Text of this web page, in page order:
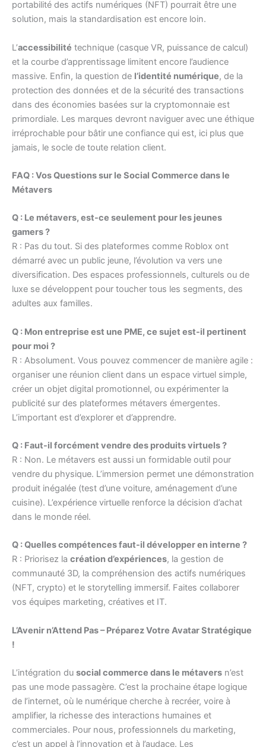
portabilité des actifs numériques (NFT) pourrait être une
solution, mais la standardisation est encore loin.
L’accessibilité technique (casque VR, puissance de calcul)
et la courbe d’apprentissage limitent encore l’audience
massive. Enfin, la question de l’identité numérique, de la
protection des données et de la sécurité des transactions
dans des économies basées sur la cryptomonnaie est
primordiale. Les marques devront naviguer avec une éthique
irréprochable pour bâtir une confiance qui est, ici plus que
jamais, le socle de toute relation client.
FAQ : Vos Questions sur le Social Commerce dans le
Métavers
Q : Le métavers, est-ce seulement pour les jeunes
gamers ?
R : Pas du tout. Si des plateformes comme Roblox ont
démarré avec un public jeune, l’évolution va vers une
diversification. Des espaces professionnels, culturels ou de
luxe se développent pour toucher tous les segments, des
adultes aux familles.
Q : Mon entreprise est une PME, ce sujet est-il pertinent
pour moi ?
R : Absolument. Vous pouvez commencer de manière agile :
organiser une réunion client dans un espace virtuel simple,
créer un objet digital promotionnel, ou expérimenter la
publicité sur des plateformes métavers émergentes.
L’important est d’explorer et d’apprendre.
Q : Faut-il forcément vendre des produits virtuels ?
R : Non. Le métavers est aussi un formidable outil pour
vendre du physique. L’immersion permet une démonstration
produit inégalée (test d’une voiture, aménagement d’une
cuisine). L’expérience virtuelle renforce la décision d’achat
dans le monde réel.
Q : Quelles compétences faut-il développer en interne ?
R : Priorisez la création d’expériences, la gestion de
communauté 3D, la compréhension des actifs numériques
(NFT, crypto) et le storytelling immersif. Faites collaborer
vos équipes marketing, créatives et IT.
L’Avenir n’Attend Pas – Préparez Votre Avatar Stratégique
!
L’intégration du social commerce dans le métavers n’est
pas une mode passagère. C’est la prochaine étape logique
de l’internet, où le numérique cherche à recréer, voire à
amplifier, la richesse des interactions humaines et
commerciales. Pour nous, professionnels du marketing,
c’est un appel à l’innovation et à l’audace. Les